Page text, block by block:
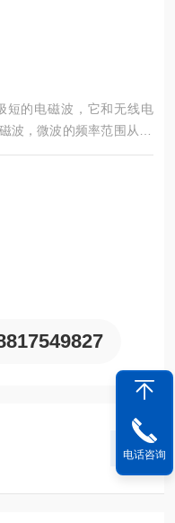
短的电磁波，它和无线电
波，微波的频率范围从30
米的范围。
分子极化、取向、摩擦、
加热是物体吸收微波后自
电话咨询